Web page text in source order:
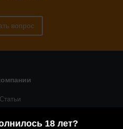
18 лет?
вопрос
Статьи